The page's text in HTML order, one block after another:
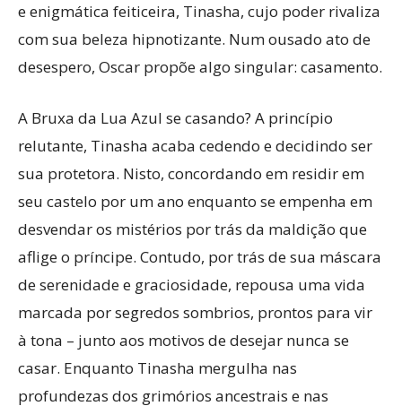
e enigmática feiticeira, Tinasha, cujo poder rivaliza
com sua beleza hipnotizante. Num ousado ato de
desespero, Oscar propõe algo singular: casamento.
A Bruxa da Lua Azul se casando? A princípio
relutante, Tinasha acaba cedendo e decidindo ser
sua protetora. Nisto, concordando em residir em
seu castelo por um ano enquanto se empenha em
desvendar os mistérios por trás da maldição que
aflige o príncipe. Contudo, por trás de sua máscara
de serenidade e graciosidade, repousa uma vida
marcada por segredos sombrios, prontos para vir
à tona – junto aos motivos de desejar nunca se
casar. Enquanto Tinasha mergulha nas
profundezas dos grimórios ancestrais e nas